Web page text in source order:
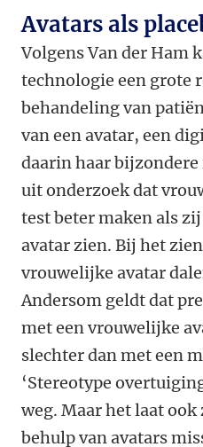
Avatars als
Volgens Van der Ham
technologie een grote
behandeling van
van een avatar, een
daarin haar
uit onderzoek dat
test beter maken als
avatar zien. Bij het
vrouwelijke avatar
Andersom geldt dat
met een vrouwelijke
slechter dan met een
‘Stereotype
weg. Maar het laat ook
behulp van avatars